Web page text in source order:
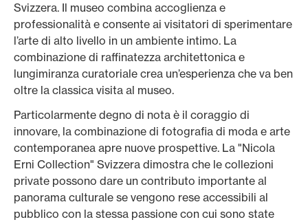
Svizzera. Il museo combina accoglienza e
professionalità e consente ai visitatori di sperimentare
l’arte di alto livello in un ambiente intimo. La
combinazione di raffinatezza architettonica e
lungimiranza curatoriale crea un’esperienza che va ben
oltre la classica visita al museo.
Particolarmente degno di nota è il coraggio di
innovare, la combinazione di fotografia di moda e arte
contemporanea apre nuove prospettive. La "Nicola
Erni Collection" Svizzera dimostra che le collezioni
private possono dare un contributo importante al
panorama culturale se vengono rese accessibili al
pubblico con la stessa passione con cui sono state